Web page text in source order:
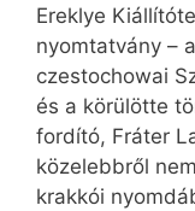
Ereklye
nyomtatvány –
czestochowai
és a körülötte
fordító, Fráter
közelebbről
krakkói